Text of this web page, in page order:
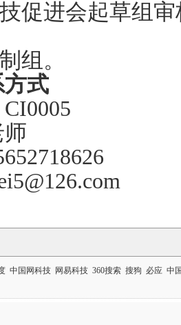
促进会起草组
组。
式
中国网科技 网易科技 360搜索 搜狗 必应 中